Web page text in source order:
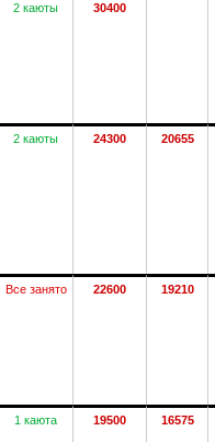
2 каюты 30400
2 каюты 24300 20655
Все занято 22600 19210
1 каюта 19500 16575